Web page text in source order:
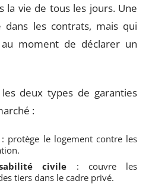
la vie de tous les jours. Une
dans les contrats, mais qui
moment de déclarer un
deux types de garanties
:
: protège le logement contre les
civile : couvre les
tiers dans le cadre privé.